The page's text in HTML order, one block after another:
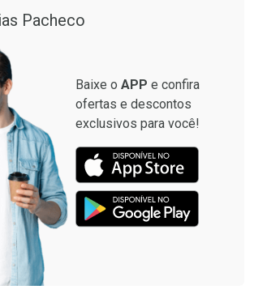
Pacheco
Baixe o APP e confira
ofertas e descontos
exclusivos para você!